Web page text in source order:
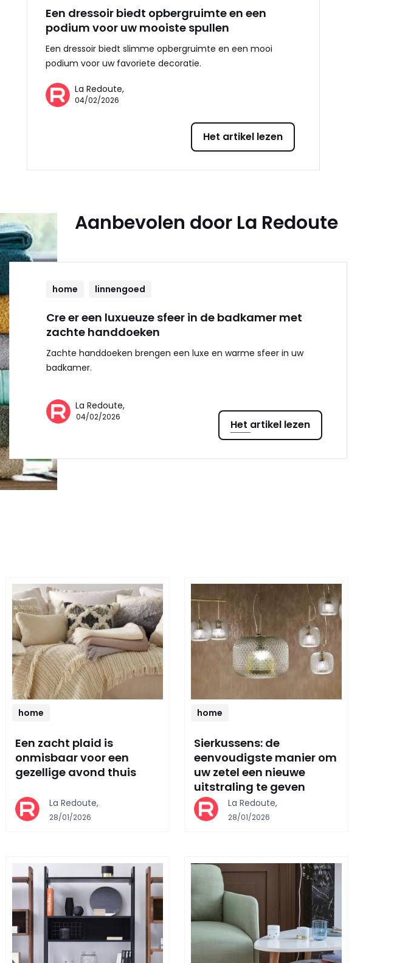
Een dressoir biedt opbergruimte en een
podium voor uw mooiste spullen
Een dressoir biedt slimme opbergruimte en een mooi
podium voor uw favoriete decoratie.
La Redoute,
04/02/2026
Het artikel lezen
Aanbevolen door La Redoute
home linnengoed
Cre er een luxueuze sfeer in de badkamer met
zachte handdoeken
Zachte handdoeken brengen een luxe en warme sfeer in uw
badkamer.
La Redoute,
04/02/2026
Het artikel lezen
home
Een zacht plaid is
onmisbaar voor een
gezellige avond thuis
La Redoute,
28/01/2026
home
Sierkussens: de
eenvoudigste manier om
uw zetel een nieuwe
uitstraling te geven
La Redoute,
28/01/2026